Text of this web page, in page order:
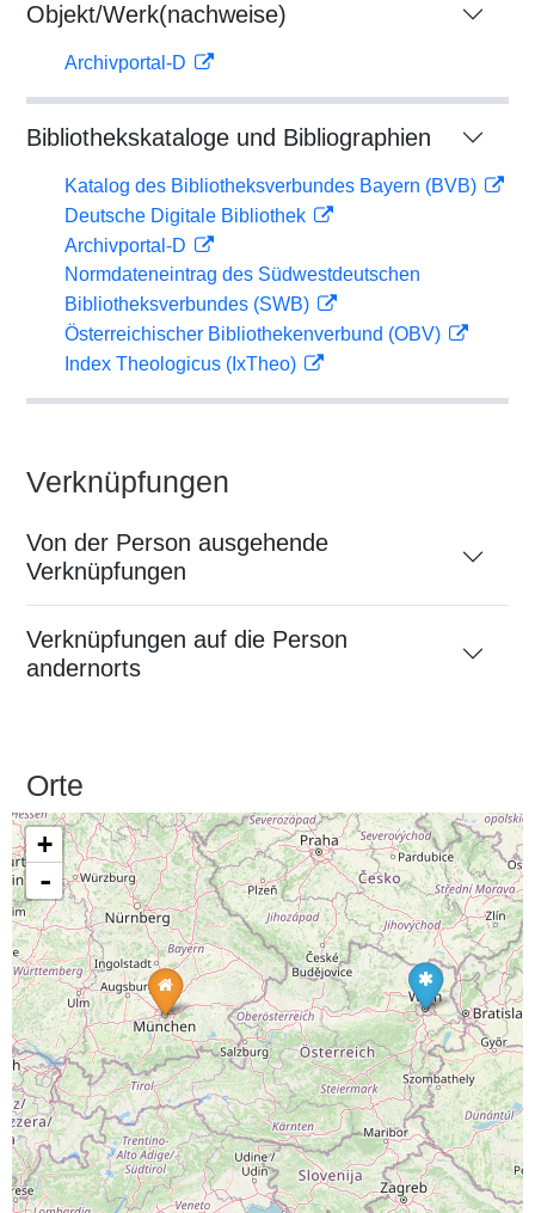
Objekt/Werk(nachweise)
Archivportal-D
Bibliothekskataloge und Bibliographien
Katalog des Bibliotheksverbundes Bayern (BVB)
Deutsche Digitale Bibliothek
Archivportal-D
Normdateneintrag des Südwestdeutschen
Bibliotheksverbundes (SWB)
Österreichischer Bibliothekenverbund (OBV)
Index Theologicus (IxTheo)
Verknüpfungen
Von der Person ausgehende
Verknüpfungen
Verknüpfungen auf die Person
andernorts
Orte
+
-